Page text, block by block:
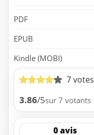
PDF
EPUB
Kindle (MOBI)
7 votes
3.86/5sur 7 votants
0 avis